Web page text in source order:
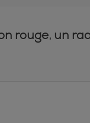
rouge, un